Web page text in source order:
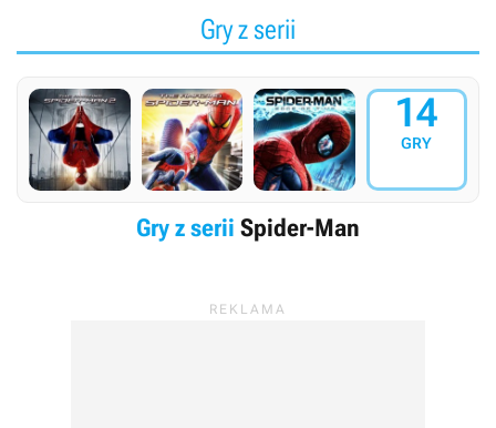
Gry z serii
14
GRY
Gry z serii Spider-Man